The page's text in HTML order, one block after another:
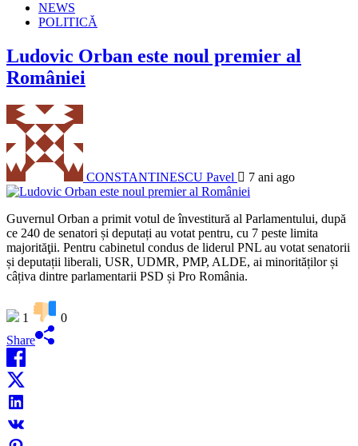
NEWS
POLITICĂ
Ludovic Orban este noul premier al
României
CONSTANTINESCU Pavel 7 ani ago
Guvernul Orban a primit votul de învestitură al Parlamentului, după
ce 240 de senatori și deputați au votat pentru, cu 7 peste limita
majorităţii. Pentru cabinetul condus de liderul PNL au votat senatorii
și deputații liberali, USR, UDMR, PMP, ALDE, ai minorităților și
câțiva dintre parlamentarii PSD și Pro România.
1
0
Share